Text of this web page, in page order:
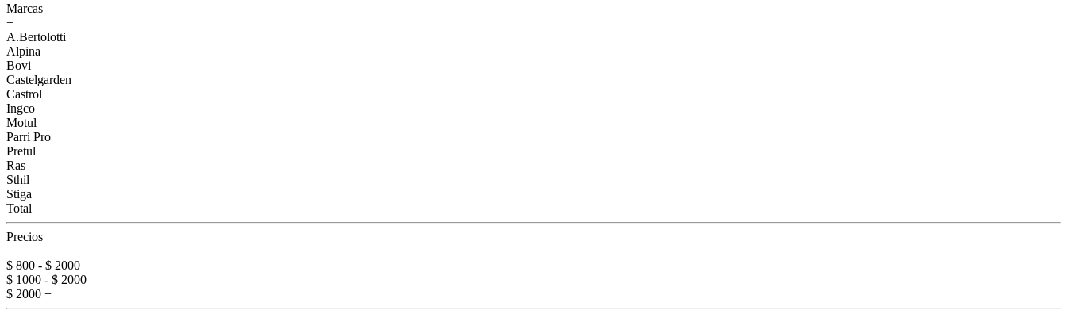
Marcas
+
A.Bertolotti
Alpina
Bovi
Castelgarden
Castrol
Ingco
Motul
Parri Pro
Pretul
Ras
Sthil
Stiga
Total
Precios
+
$ 800 - $ 2000
$ 1000 - $ 2000
$ 2000 +